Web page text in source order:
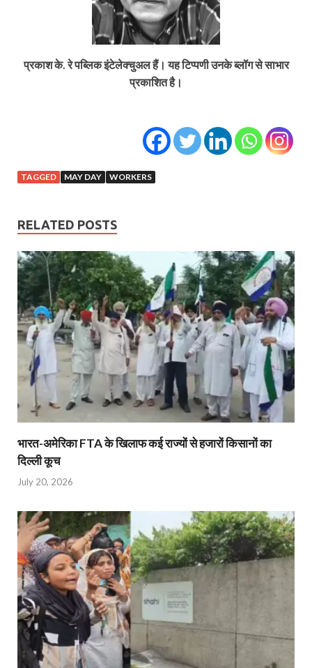
प्रकाश के. रे पब्लिक इंटेलेक्चुअल हैं। यह टिप्पणी उनके ब्लॉग से साभार
प्रकाशित है।
TAGGED MAY DAY WORKERS
RELATED POSTS
भारत-अमेरिका FTA के खिलाफ कई राज्यों से हजारों किसानों का
दिल्ली कूच
July 20, 2026